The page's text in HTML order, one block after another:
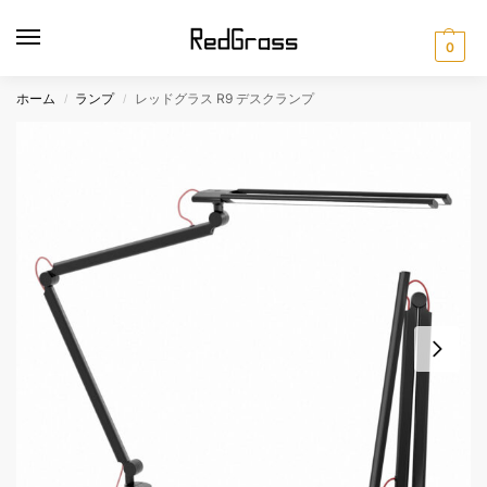
0
ホーム / ランプ / レッドグラス R9 デスクランプ